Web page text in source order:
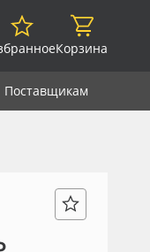
Корзина
Поставщикам